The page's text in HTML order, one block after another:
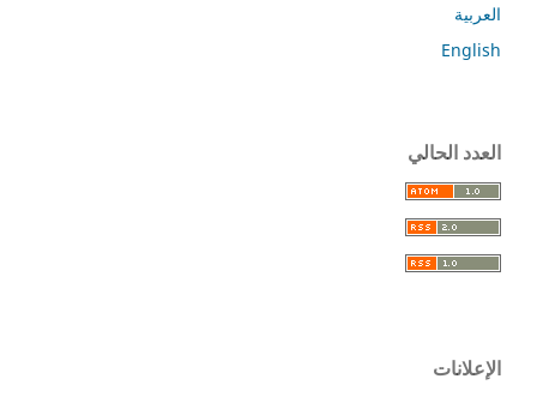
العربية
English
العدد الحالي
الإعلانات